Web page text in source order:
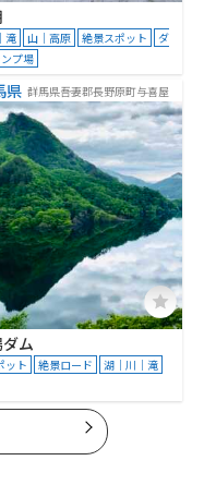
滝 山｜高原 絶景スポット
ダ
プ場
県 群馬県吾妻郡長野原町与喜屋
ム
ット 絶景ロード
湖｜川｜滝